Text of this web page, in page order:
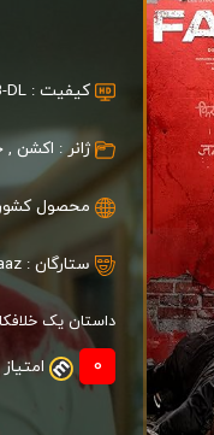
کیفیت : DL
ژانر : اکشن ,
محصول
ستارگان :
داستان یک
0